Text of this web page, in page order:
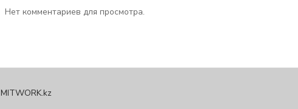
Нет комментариев для просмотра.
MITWORK.kz